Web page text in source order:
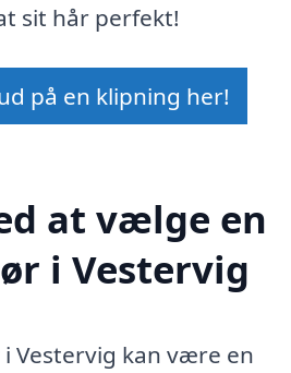
sit hår perfekt!
på en klipning her!
at vælge en
i Vestervig
Vestervig kan være en